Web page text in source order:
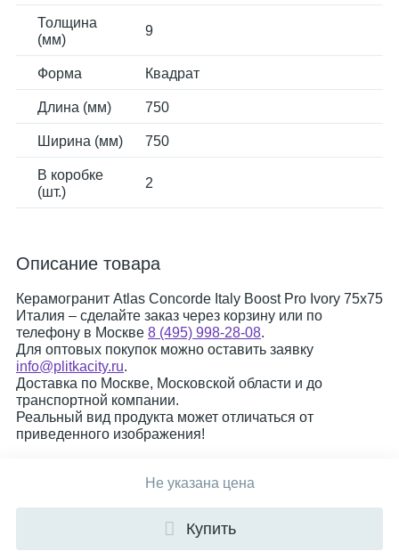
Толщина
(мм)
9
Форма Квадрат
Длина (мм) 750
Ширина (мм) 750
В коробке
(шт.)
2
Описание товара
Керамогранит Atlas Concorde Italy Boost Pro Ivory 75x75
Италия – сделайте заказ через корзину или по
телефону в Москве 8 (495) 998-28-08.
Для оптовых покупок можно оставить заявку
info@plitkacity.ru.
Доставка по Москве, Московской области и до
транспортной компании.
Реальный вид продукта может отличаться от
приведенного изображения!
Не указана цена
Купить